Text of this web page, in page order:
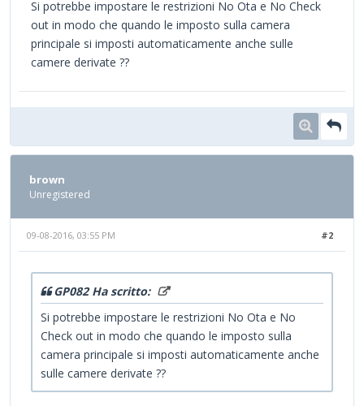
Si potrebbe impostare le restrizioni No Ota e No Check
out in modo che quando le imposto sulla camera
principale si imposti automaticamente anche sulle
camere derivate ??
brown
Unregistered
#2
09-08-2016, 03:55 PM
GP082 Ha scritto:
Si potrebbe impostare le restrizioni No Ota e No
Check out in modo che quando le imposto sulla
camera principale si imposti automaticamente anche
sulle camere derivate ??